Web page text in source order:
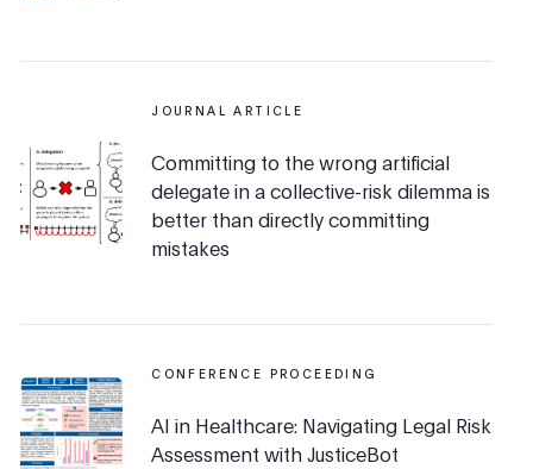
JOURNAL ARTICLE
Committing to the wrong artificial
delegate in a collective-risk dilemma is
better than directly committing
mistakes
CONFERENCE PROCEEDING
AI in Healthcare: Navigating Legal Risk
Assessment with JusticeBot